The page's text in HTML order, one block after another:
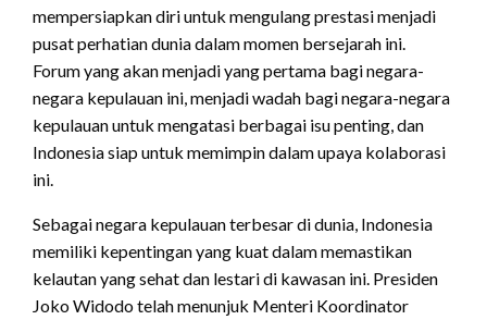
mempersiapkan diri untuk mengulang prestasi menjadi
pusat perhatian dunia dalam momen bersejarah ini.
Forum yang akan menjadi yang pertama bagi negara-
negara kepulauan ini, menjadi wadah bagi negara-negara
kepulauan untuk mengatasi berbagai isu penting, dan
Indonesia siap untuk memimpin dalam upaya kolaborasi
ini.
Sebagai negara kepulauan terbesar di dunia, Indonesia
memiliki kepentingan yang kuat dalam memastikan
kelautan yang sehat dan lestari di kawasan ini. Presiden
Joko Widodo telah menunjuk Menteri Koordinator